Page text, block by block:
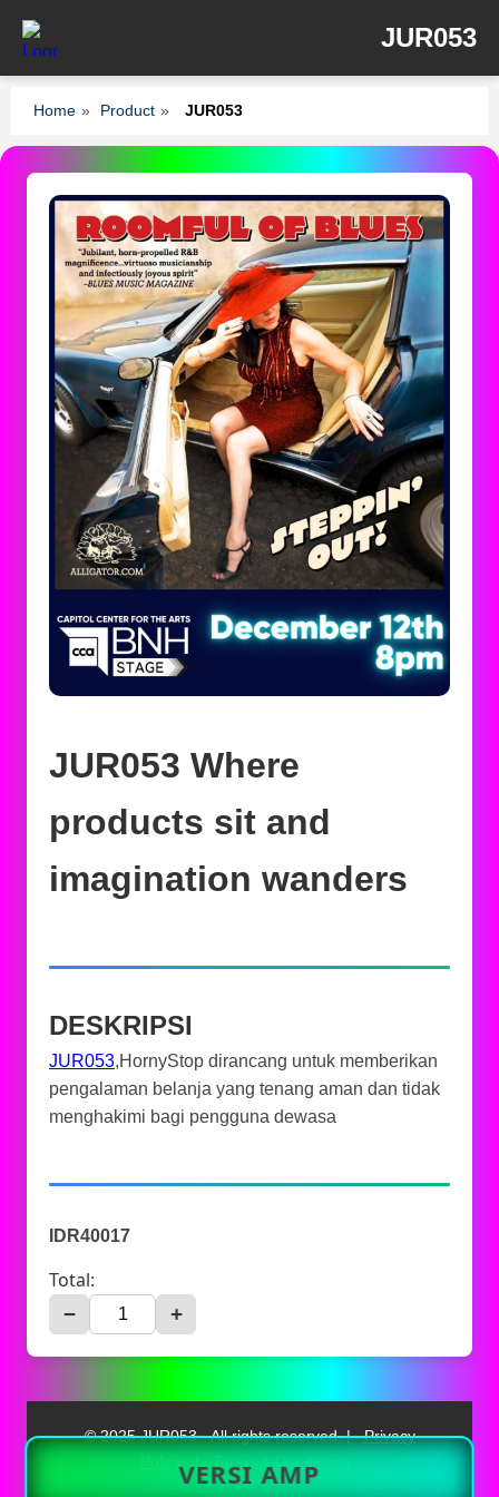
JUR053
Home » Product » JUR053
JUR053 Where
products sit and
imagination wanders
DESKRIPSI
JUR053,HornyStop dirancang untuk memberikan
pengalaman belanja yang tenang aman dan tidak
menghakimi bagi pengguna dewasa
IDR40017
Total:
− +
VERSI AMP
© 2025 JUR053 - All rights reserved. | Privacy